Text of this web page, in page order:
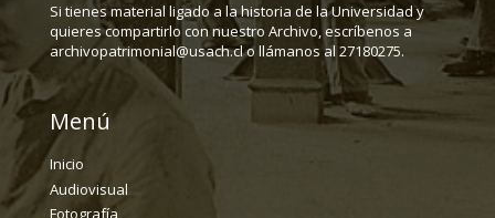
Si tienes material ligado a la historia de la Universidad y
quieres compartirlo con nuestro Archivo, escríbenos a
archivopatrimonial@usach.cl o llámanos al 27180275.
Menú
Inicio
Audiovisual
Fotografía